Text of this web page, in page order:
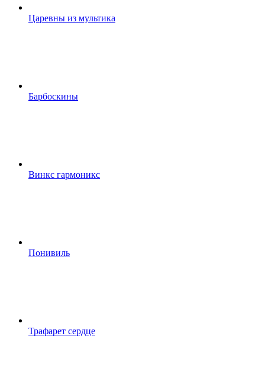
Царевны из мультика
Барбоскины
Винкс гармоникс
Понивиль
Трафарет сердце